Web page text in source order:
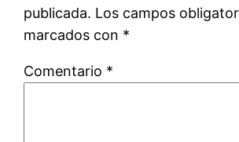
publicada. Los campos
marcados con *
Comentario *